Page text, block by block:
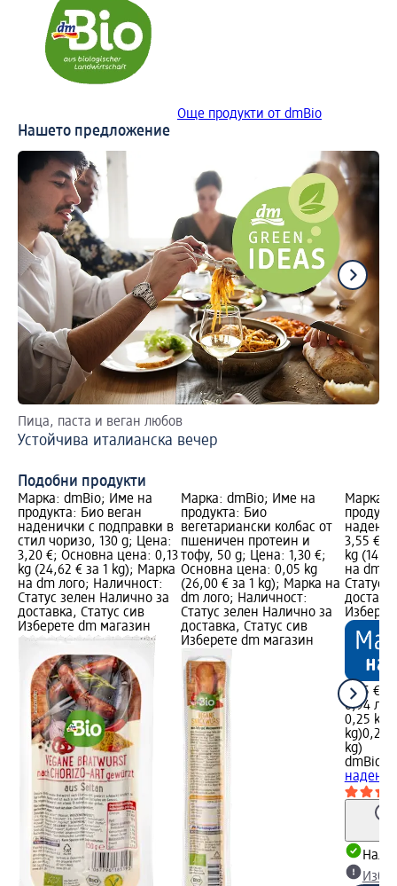
Още продукти от dmBio
Нашето предложение
Пица, паста и веган любов
Устойчива италианска вечер
Подобни продукти
Марка: dmBio; Име на
продукта: Био веган
наденички с подправки в
стил чоризо, 130 g; Цена:
3,20 €; Основна цена: 0,13
kg (24,62 € за 1 kg); Марка
на dm лого; Наличност:
Статус зелен Налично за
доставка, Статус сив
Изберете dm магазин
Марка: dmBio; Име на
продукта: Био
вегетариански колбас от
пшеничен протеин и
тофу, 50 g; Цена: 1,30 €;
Основна цена: 0,05 kg
(26,00 € за 1 kg); Марка на
dm лого; Наличност:
Статус зелен Налично за
доставка, Статус сив
Изберете dm магазин
Марка:
3,55 €;
kg
на dm
Статус
3,55 €
6,94 лв.
0,25 kg
kg)0,25
kg)
dmBio